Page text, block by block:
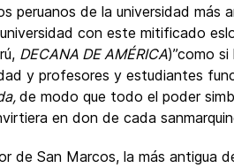
peruanos de la universidad más
con este mitificado
DECANA DE AMÉRICA)”como
y profesores y estudiantes
de modo que todo el poder
en don de cada
de San Marcos, la más antigua